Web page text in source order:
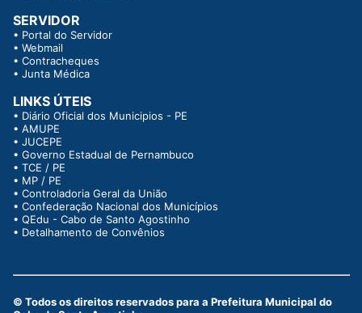
SERVIDOR
• Portal do Servidor
• Webmail
• Contracheques
• Junta Médica
LINKS ÚTEIS
• Diário Oficial dos Municipios - PE
• AMUPE
• JUCEPE
• Governo Estadual de Pernambuco
• TCE / PE
• MP / PE
• Controladoria Geral da União
• Confederação Nacional dos Municípios
• QEdu - Cabo de Santo Agostinho
• Detalhamento de Convênios
© Todos os direitos reservados para a Prefeitura Municipal do